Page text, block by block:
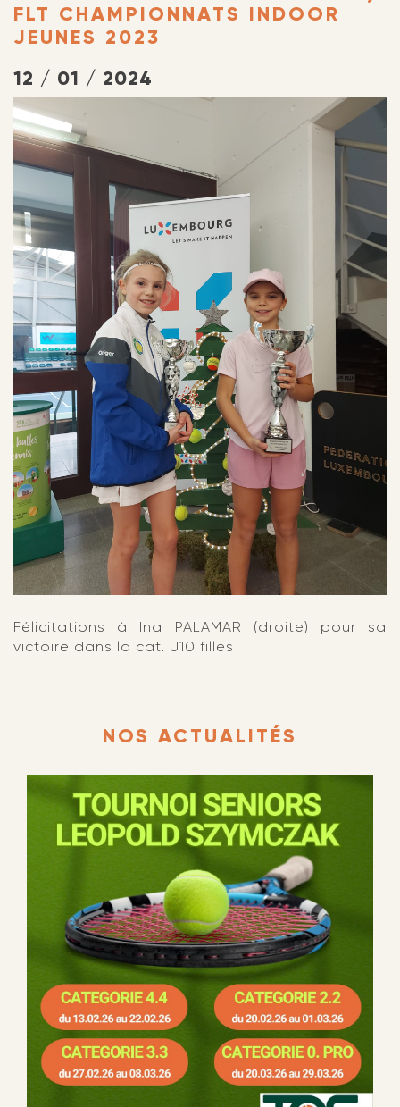
FLT CHAMPIONNATS INDOOR
JEUNES 2023
12 / 01 / 2024
Félicitations à Ina PALAMAR (droite) pour sa
victoire dans la cat. U10 filles
NOS ACTUALITÉS